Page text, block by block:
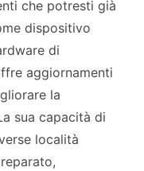
che potresti già
dispositivo
di
aggiornamenti
la
sua capacità di
località